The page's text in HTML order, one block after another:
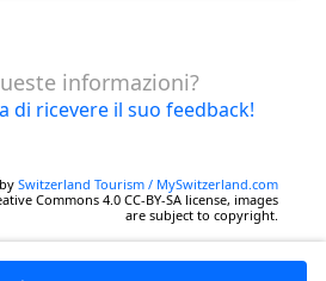
informazioni?
di ricevere il suo feedback!
Switzerland Tourism / MySwitzerland.com
Commons 4.0 CC-BY-SA license, images
are subject to copyright.